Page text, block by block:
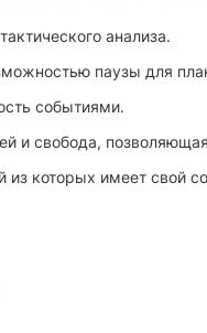
анализа.
паузы для
событиями.
и свобода,
которых имеет свой